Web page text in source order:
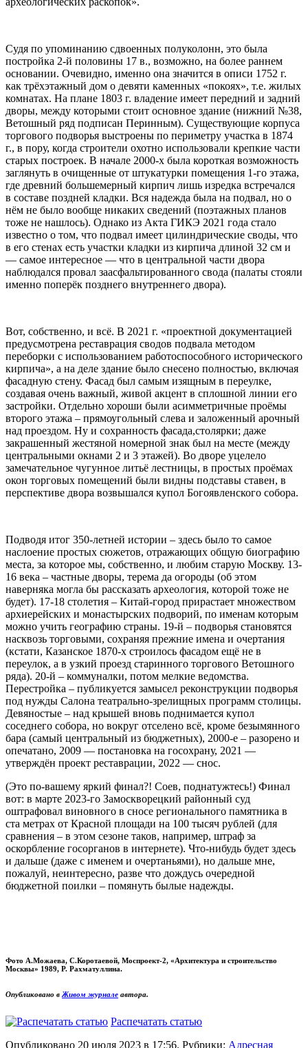
Судя по упоминанию сдвоенных полуколонн, это была
постройка 2-й половины 17 в., возможно, на более раннем
основании. Очевидно, именно она значится в описи 1752 г.
как трёхэтажный дом о девяти каменных «покоях», т.е. жилых
комнатах. На плане 1803 г. владение имеет передний и задний
дворы, между которыми стоит основное здание (нижний №38,
Ветошный ряд подписан Перинным). Существующие корпуса
торгового подворья выстроены по периметру участка в 1874
г., в пору, когда строители охотно использовали крепкие части
старых построек. В начале 2000-х была короткая возможность
заглянуть в очищенные от штукатурки помещения 1-го этажа,
где древний большемерный кирпич лишь изредка встречался
в составе поздней кладки. Вся надежда была на подвал, но о
нём не было вообще никаких сведений (поэтажных планов
тоже не нашлось). Однако из Акта ГИКЭ 2021 года стало
известно о том, что подвал имеет цилиндрические своды, что
в его стенах есть участки кладки из кирпича длиной 32 см и
— самое интересное — что в центральной части двора
наблюдался провал заасфальтированного свода (палаты стояли
именно поперёк позднего внутреннего двора).
Вот, собственно, и всё. В 2021 г. «проектной документацией
предусмотрена реставрация сводов подвала методом
переборки с использованием работоспособного исторического
кирпича», а на деле здание было снесено полностью, включая
фасадную стену. Фасад был самым изящным в переулке,
создавая очень важный, живой акцент в сплошной линии его
застройки. Отдельно хороши были асимметричные проёмы
второго этажа – прямоугольный слева и заложенный арочный
над проездом. Ну и сохранность фасада,столярки; даже
закрашенный жестяной номерной знак был на месте (между
центральными окнами 2 и 3 этажей). Во дворе уцелело
замечательное чугунное литьё лестницы, в простых проёмах
окон торговых помещений были видны подставы ставен, в
перспективе двора возвышался купол Богоявленского собора.
Подводя итог 350-летней истории – здесь было то самое
наслоение простых сюжетов, отражающих общую биографию
места, за которое мы, собственно, и любим старую Москву. 13-
16 века – частные дворы, терема да огороды (об этом
наверняка могла бы рассказать археология, которой тоже не
будет). 17-18 столетия – Китай-город прирастает множеством
архиерейских и монастырских подворий, по именам которым
можно учить географию страны. 19-й – подворья становятся
насквозь торговыми, сохраняя прежние имена и очертания
(кстати, Казанское 1870-х строилось фасадом ещё не в
переулок, а в узкий проезд старинного торгового Ветошного
ряда). 20-й – коммуналки, потом мелкие ведомства.
Перестройка – публикуется замысел реконструкции подворья
под нужды Салона театрально-зрелищных программ столицы.
Девяностые – над крышей вновь поднимается купол
соседнего собора, но вокруг отселено всё, кроме безымянного
бара (самый центральный из бюджетных), 2000-е – разорено и
опечатано, 2009 — постановка на госохрану, 2021 —
утверждён проект реставрации, 2022 — снос.
(Это по-вашему яркий финал?! Соев, поднатужтесь!) Финал
вот: в марте 2023-го Замоскворецкий районный суд
оштрафовал виновного в сносе регионального памятника в
ста метрах от Красной площади на 100 тысяч рублей (для
сравнения – в этом сезоне таков, например, штраф за
оскорбление госорганов в интернете). Что-нибудь будет здесь
и дальше (даже с именем и очертаньями), но дальше мне,
пожалуй, неинтересно, разве что дождусь очередной
бюджетной поилки – помянуть былые надежды.
Фото А.Можаева, С.Коротаевой, Моспроект-2, «Архитектура и строительство
Москвы» 1989, Р. Рахматуллина.
Опубликовано в Живом журнале автора.
Распечатать статью
Опубликовано 20 июля 2023 в 17:56. Рубрики: Адресная